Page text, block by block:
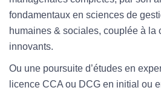
fondamentaux en sciences de
humaines & sociales, couplée à la
innovants.
Ou une poursuite d’études en
licence CCA ou DCG en initial ou